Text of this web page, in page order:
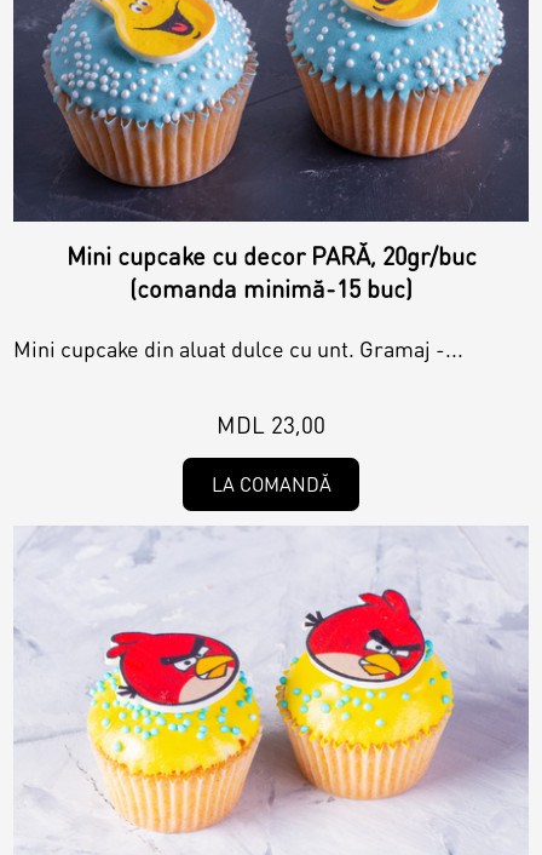
Mini cupcake cu decor PARĂ, 20gr/buc
(comanda minimă-15 buc)
Mini cupcake din aluat dulce cu unt. Gramaj -...
MDL 23,00
LA COMANDĂ